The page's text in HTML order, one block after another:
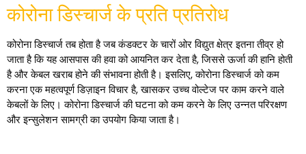
कोरोना डिस्चार्ज के प्रति प्रतिरोध
कोरोना डिस्चार्ज तब होता है जब कंडक्टर के चारों ओर विद्युत क्षेत्र इतना तीव्र हो
जाता है कि यह आसपास की हवा को आयनित कर देता है, जिससे ऊर्जा की हानि होती
है और केबल खराब होने की संभावना होती है। इसलिए, कोरोना डिस्चार्ज को कम
करना एक महत्वपूर्ण डिज़ाइन विचार है, खासकर उच्च वोल्टेज पर काम करने वाले
केबलों के लिए। कोरोना डिस्चार्ज की घटना को कम करने के लिए उन्नत परिरक्षण
और इन्सुलेशन सामग्री का उपयोग किया जाता है।